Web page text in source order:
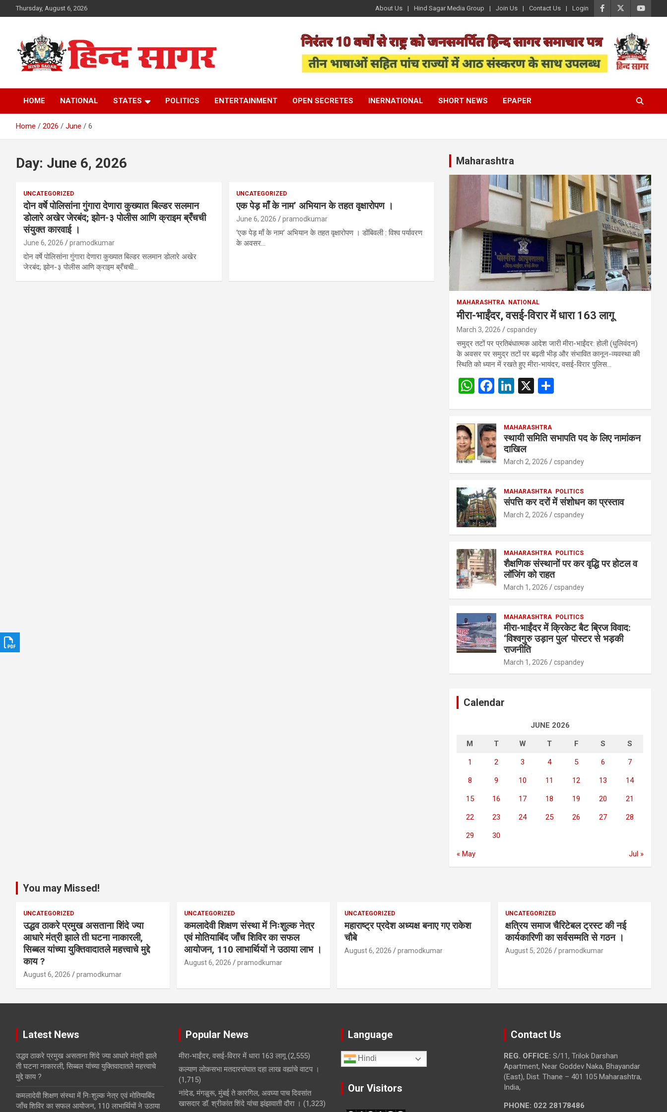
to
Thursday, August 6, 2026 About Us Hind Sagar Media Group Join Us Contact Us Login
Hind Sagar
HOME NATIONAL STATES POLITICS ENTERTAINMENT OPEN SECRETES INERNATIONAL SHORT NEWS EPAPER
Home 2026 June 6
Day: June 6, 2026
UNCATEGORIZED
दोन वर्षे पोलिसांना गुंगारा देणारा कुख्यात बिल्डर सलमान
डोलारे अखेर जेरबंद; झोन-३ पोलीस आणि क्राइम ब्रँचची
संयुक्त कारवाई ।
June 6, 2026 pramodkumar
दोन वर्षे पोलिसांना गुंगारा देणारा कुख्यात बिल्डर सलमान डोलारे अखेर
जेरबंद; झोन-३ पोलीस आणि क्राइम ब्रँचची…
UNCATEGORIZED
एक पेड़ माँ के नाम’ अभियान के तहत वृक्षारोपण ।
June 6, 2026 pramodkumar
‘एक पेड़ माँ के नाम’ अभियान के तहत वृक्षारोपण । डोंबिवली : विश्व पर्यावरण
के अवसर…
Maharashtra
MAHARASHTRA NATIONAL
मीरा-भाईंदर, वसई-विरार में धारा 163 लागू
March 3, 2026 cspandey
समुद्र तटों पर प्रतिबंधात्मक आदेश जारी मीरा-भाईंदर: होली (धुलिवंदन)
के अवसर पर समुद्र तटों पर बढ़ती भीड़ और संभावित कानून-व्यवस्था की
स्थिति को ध्यान में रखते हुए मीरा-भायंदर, वसई-विरार पुलिस…
W
s
A
p
F
b
o
o
Li
dI
n
X
e
MAHARASHTRA
स्थायी समिति सभापति पद के लिए नामांकन
दाखिल
March 2, 2026 cspandey
MAHARASHTRA POLITICS
संपत्ति कर दरों में संशोधन का प्रस्ताव
March 2, 2026 cspandey
MAHARASHTRA POLITICS
शैक्षणिक संस्थानों पर कर वृद्धि पर होटल व
लॉजिंग को राहत
March 1, 2026 cspandey
MAHARASHTRA POLITICS
मीरा-भाईंदर में क्रिकेट बैट ब्रिज विवाद:
‘विश्वगुरु उड़ान पुल’ पोस्टर से भड़की
राजनीति
March 1, 2026 cspandey
Calendar
JUNE 2026
M T W T F S S
1 2 3 4 5 6 7
8 9 10 11 12 13 14
15 16 17 18 19 20 21
22 23 24 25 26 27 28
29 30
« May Jul »
You may Missed!
UNCATEGORIZED
उद्धव ठाकरे प्रमुख असताना शिंदे ज्या
आधारे मंत्री झाले ती घटना नाकारली,
सिब्बल यांच्या युक्तिवादातले महत्त्वाचे मुद्दे
काय ?
August 6, 2026 pramodkumar
UNCATEGORIZED
कमलादेवी शिक्षण संस्था में निःशुल्क नेत्र
एवं मोतियाबिंद जाँच शिविर का सफल
आयोजन, 110 लाभार्थियों ने उठाया लाभ ।
August 6, 2026 pramodkumar
UNCATEGORIZED
महाराष्ट्र प्रदेश अध्यक्ष बनाए गए राकेश
चौबे
August 6, 2026 pramodkumar
UNCATEGORIZED
क्षत्रिय समाज चैरिटेबल ट्रस्ट की नई
कार्यकारिणी का सर्वसम्मति से गठन ।
August 5, 2026 pramodkumar
Latest News
उद्धव ठाकरे प्रमुख असताना शिंदे ज्या आधारे मंत्री झाले
ती घटना नाकारली, सिब्बल यांच्या युक्तिवादातले महत्त्वाचे
मुद्दे काय ?
कमलादेवी शिक्षण संस्था में निःशुल्क नेत्र एवं मोतियाबिंद
जाँच शिविर का सफल आयोजन, 110 लाभार्थियों ने उठाया
Popular News
मीरा-भाईंदर, वसई-विरार में धारा 163 लागू (2,555)
कल्याण लोकसभा मतदारसंघात दहा लाख वह्यांचे वाटप ।
(1,715)
नांदेड, मंगळुरू, मुंबई ते कारगिल, अवघ्या पाच दिवसांत
खासदार डॉ. श्रीकांत शिंदे यांचा झंझावाती दौरा । (1,323)
Language
Hindi
Our Visitors
Contact Us
REG. OFFICE: S/11, Trilok Darshan
Apartment, Near Goddev Naka, Bhayandar
(East), Dist. Thane – 401 105 Maharashtra,
India,
PHONE: 022 28178486